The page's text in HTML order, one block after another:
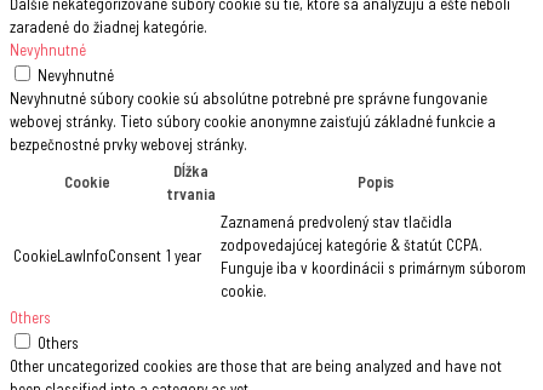
Ďalšie nekategorizované súbory cookie sú tie, ktoré sa analyzujú a ešte neboli
zaradené do žiadnej kategórie.
Nevyhnutné
Nevyhnutné
Nevyhnutné súbory cookie sú absolútne potrebné pre správne fungovanie
webovej stránky. Tieto súbory cookie anonymne zaisťujú základné funkcie a
bezpečnostné prvky webovej stránky.
Cookie
Dĺžka
trvania
Popis
CookieLawInfoConsent 1 year
Zaznamená predvolený stav tlačidla
zodpovedajúcej kategórie & štatút CCPA.
Funguje iba v koordinácii s primárnym súborom
cookie.
Others
Others
Other uncategorized cookies are those that are being analyzed and have not